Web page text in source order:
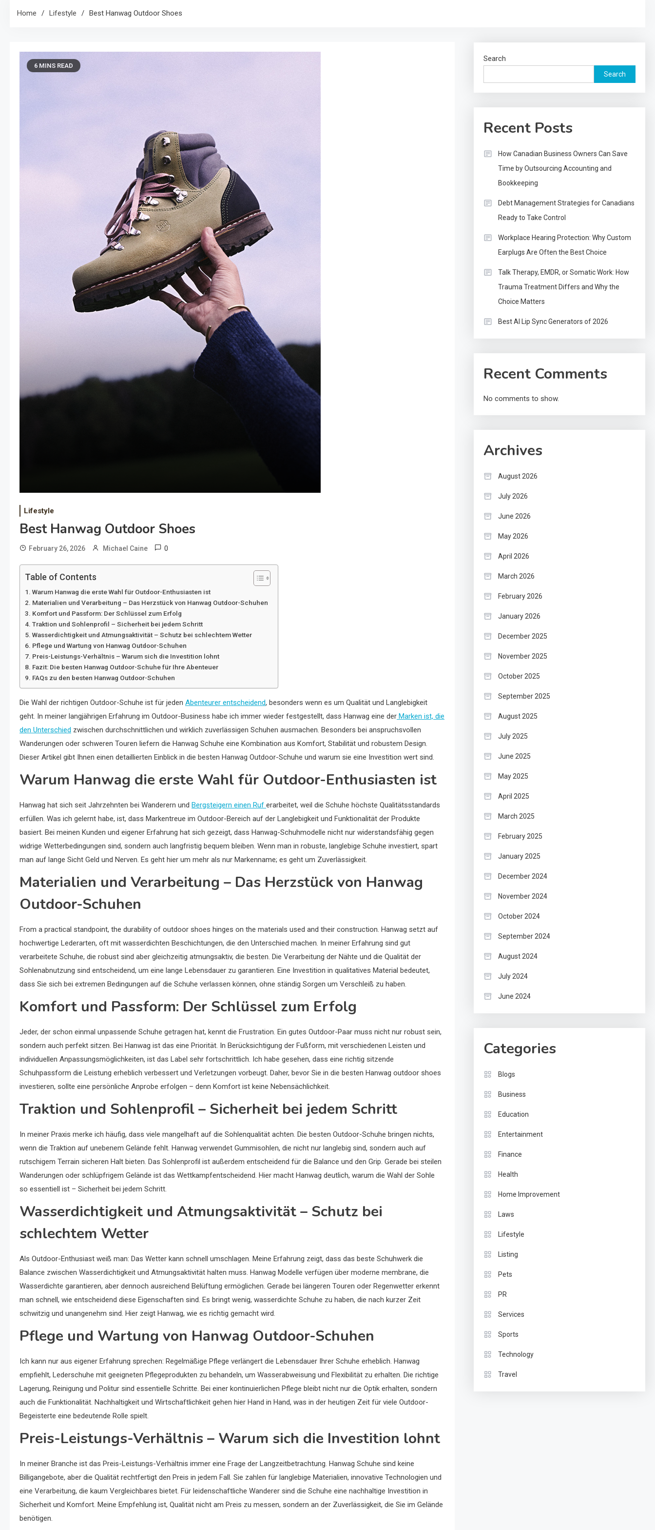
Home Lifestyle Best Hanwag Outdoor Shoes
6 MINS READ
Lifestyle
Best Hanwag Outdoor Shoes
February 26, 2026 Michael Caine 0
Table of Contents
Warum Hanwag die erste Wahl für Outdoor-Enthusiasten ist
Materialien und Verarbeitung – Das Herzstück von Hanwag Outdoor-Schuhen
Komfort und Passform: Der Schlüssel zum Erfolg
Traktion und Sohlenprofil – Sicherheit bei jedem Schritt
Wasserdichtigkeit und Atmungsaktivität – Schutz bei schlechtem Wetter
Pflege und Wartung von Hanwag Outdoor-Schuhen
Preis-Leistungs-Verhältnis – Warum sich die Investition lohnt
Fazit: Die besten Hanwag Outdoor-Schuhe für Ihre Abenteuer
FAQs zu den besten Hanwag Outdoor-Schuhen
Die Wahl der richtigen Outdoor-Schuhe ist für jeden Abenteurer entscheidend, besonders wenn es um Qualität und Langlebigkeit
geht. In meiner langjährigen Erfahrung im Outdoor-Business habe ich immer wieder festgestellt, dass Hanwag eine der Marken ist, die
den Unterschied zwischen durchschnittlichen und wirklich zuverlässigen Schuhen ausmachen. Besonders bei anspruchsvollen
Wanderungen oder schweren Touren liefern die Hanwag Schuhe eine Kombination aus Komfort, Stabilität und robustem Design.
Dieser Artikel gibt Ihnen einen detaillierten Einblick in die besten Hanwag Outdoor-Schuhe und warum sie eine Investition wert sind.
Warum Hanwag die erste Wahl für Outdoor-Enthusiasten ist
Hanwag hat sich seit Jahrzehnten bei Wanderern und Bergsteigern einen Ruf erarbeitet, weil die Schuhe höchste Qualitätsstandards
erfüllen. Was ich gelernt habe, ist, dass Markentreue im Outdoor-Bereich auf der Langlebigkeit und Funktionalität der Produkte
basiert. Bei meinen Kunden und eigener Erfahrung hat sich gezeigt, dass Hanwag-Schuhmodelle nicht nur widerstandsfähig gegen
widrige Wetterbedingungen sind, sondern auch langfristig bequem bleiben. Wenn man in robuste, langlebige Schuhe investiert, spart
man auf lange Sicht Geld und Nerven. Es geht hier um mehr als nur Markenname; es geht um Zuverlässigkeit.
Materialien und Verarbeitung – Das Herzstück von Hanwag
Outdoor-Schuhen
From a practical standpoint, the durability of outdoor shoes hinges on the materials used and their construction. Hanwag setzt auf
hochwertige Lederarten, oft mit wasserdichten Beschichtungen, die den Unterschied machen. In meiner Erfahrung sind gut
verarbeitete Schuhe, die robust sind aber gleichzeitig atmungsaktiv, die besten. Die Verarbeitung der Nähte und die Qualität der
Sohlenabnutzung sind entscheidend, um eine lange Lebensdauer zu garantieren. Eine Investition in qualitatives Material bedeutet,
dass Sie sich bei extremen Bedingungen auf die Schuhe verlassen können, ohne ständig Sorgen um Verschleiß zu haben.
Komfort und Passform: Der Schlüssel zum Erfolg
Jeder, der schon einmal unpassende Schuhe getragen hat, kennt die Frustration. Ein gutes Outdoor-Paar muss nicht nur robust sein,
sondern auch perfekt sitzen. Bei Hanwag ist das eine Priorität. In Berücksichtigung der Fußform, mit verschiedenen Leisten und
individuellen Anpassungsmöglichkeiten, ist das Label sehr fortschrittlich. Ich habe gesehen, dass eine richtig sitzende
Schuhpassform die Leistung erheblich verbessert und Verletzungen vorbeugt. Daher, bevor Sie in die besten Hanwag outdoor shoes
investieren, sollte eine persönliche Anprobe erfolgen – denn Komfort ist keine Nebensächlichkeit.
Traktion und Sohlenprofil – Sicherheit bei jedem Schritt
In meiner Praxis merke ich häufig, dass viele mangelhaft auf die Sohlenqualität achten. Die besten Outdoor-Schuhe bringen nichts,
wenn die Traktion auf unebenem Gelände fehlt. Hanwag verwendet Gummisohlen, die nicht nur langlebig sind, sondern auch auf
rutschigem Terrain sicheren Halt bieten. Das Sohlenprofil ist außerdem entscheidend für die Balance und den Grip. Gerade bei steilen
Wanderungen oder schlüpfrigem Gelände ist das Wettkampfentscheidend. Hier macht Hanwag deutlich, warum die Wahl der Sohle
so essentiell ist – Sicherheit bei jedem Schritt.
Wasserdichtigkeit und Atmungsaktivität – Schutz bei
schlechtem Wetter
Als Outdoor-Enthusiast weiß man: Das Wetter kann schnell umschlagen. Meine Erfahrung zeigt, dass das beste Schuhwerk die
Balance zwischen Wasserdichtigkeit und Atmungsaktivität halten muss. Hanwag Modelle verfügen über moderne membrane, die
Wasserdichte garantieren, aber dennoch ausreichend Belüftung ermöglichen. Gerade bei längeren Touren oder Regenwetter erkennt
man schnell, wie entscheidend diese Eigenschaften sind. Es bringt wenig, wasserdichte Schuhe zu haben, die nach kurzer Zeit
schwitzig und unangenehm sind. Hier zeigt Hanwag, wie es richtig gemacht wird.
Pflege und Wartung von Hanwag Outdoor-Schuhen
Ich kann nur aus eigener Erfahrung sprechen: Regelmäßige Pflege verlängert die Lebensdauer Ihrer Schuhe erheblich. Hanwag
empfiehlt, Lederschuhe mit geeigneten Pflegeprodukten zu behandeln, um Wasserabweisung und Flexibilität zu erhalten. Die richtige
Lagerung, Reinigung und Politur sind essentielle Schritte. Bei einer kontinuierlichen Pflege bleibt nicht nur die Optik erhalten, sondern
auch die Funktionalität. Nachhaltigkeit und Wirtschaftlichkeit gehen hier Hand in Hand, was in der heutigen Zeit für viele Outdoor-
Begeisterte eine bedeutende Rolle spielt.
Preis-Leistungs-Verhältnis – Warum sich die Investition lohnt
In meiner Branche ist das Preis-Leistungs-Verhältnis immer eine Frage der Langzeitbetrachtung. Hanwag Schuhe sind keine
Billigangebote, aber die Qualität rechtfertigt den Preis in jedem Fall. Sie zahlen für langlebige Materialien, innovative Technologien und
eine Verarbeitung, die kaum Vergleichbares bietet. Für leidenschaftliche Wanderer sind die Schuhe eine nachhaltige Investition in
Sicherheit und Komfort. Meine Empfehlung ist, Qualität nicht am Preis zu messen, sondern an der Zuverlässigkeit, die Sie im Gelände
benötigen.
Search
Search
Recent Posts
How Canadian Business Owners Can Save
Time by Outsourcing Accounting and
Bookkeeping
Debt Management Strategies for Canadians
Ready to Take Control
Workplace Hearing Protection: Why Custom
Earplugs Are Often the Best Choice
Talk Therapy, EMDR, or Somatic Work: How
Trauma Treatment Differs and Why the
Choice Matters
Best AI Lip Sync Generators of 2026
Recent Comments
No comments to show.
Archives
August 2026
July 2026
June 2026
May 2026
April 2026
March 2026
February 2026
January 2026
December 2025
November 2025
October 2025
September 2025
August 2025
July 2025
June 2025
May 2025
April 2025
March 2025
February 2025
January 2025
December 2024
November 2024
October 2024
September 2024
August 2024
July 2024
June 2024
Categories
Blogs
Business
Education
Entertainment
Finance
Health
Home Improvement
Laws
Lifestyle
Listing
Pets
PR
Services
Sports
Technology
Travel